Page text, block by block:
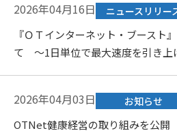
2026年04月16日 ニュースリリー
『ＯＴインターネット・ブースト
て ～1日単位で最大速度を引き上
2026年04月03日 お知らせ
OTNet健康経営の取り組みを公開